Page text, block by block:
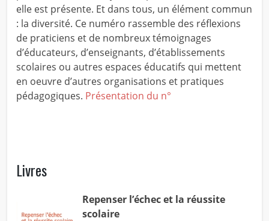
elle est présente. Et dans tous, un élément commun
: la diversité. Ce numéro rassemble des réflexions
de praticiens et de nombreux témoignages
d’éducateurs, d’enseignants, d’établissements
scolaires ou autres espaces éducatifs qui mettent
en oeuvre d’autres organisations et pratiques
pédagogiques. Présentation du n°
Livres
Repenser l’échec et la réussite
scolaire